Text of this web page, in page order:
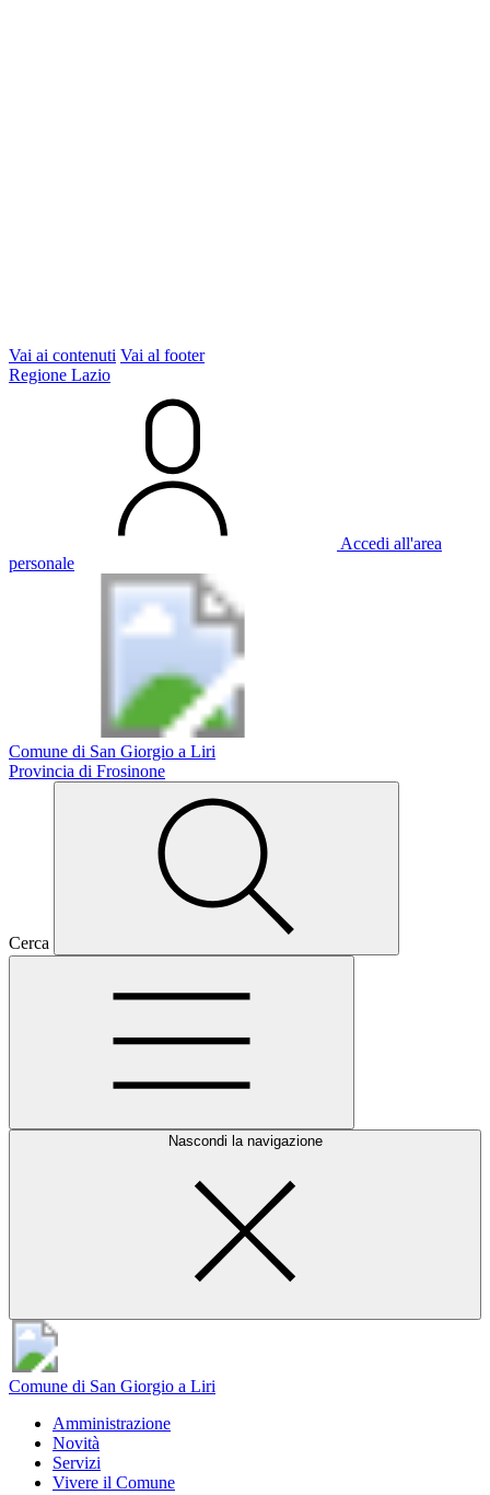
Vai ai contenuti Vai al footer
Regione Lazio
Accedi all'area
personale
Comune di San Giorgio a Liri
Provincia di Frosinone
Cerca
Nascondi la navigazione
Comune di San Giorgio a Liri
Amministrazione
Novità
Servizi
Vivere il Comune